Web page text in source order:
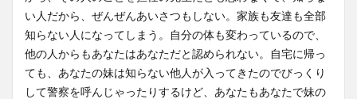
い人だから、ぜんぜんあいさつもしない。家族も友達も全部
知らない人になってしまう。自分の体も変わっているので、
他の人からもあなたはあなただと認められない。自宅に帰っ
ても、あなたの妹は知らない他人が入ってきたのでびっくり
して警察を呼んじゃったりするけど、あなたもあなたで妹の